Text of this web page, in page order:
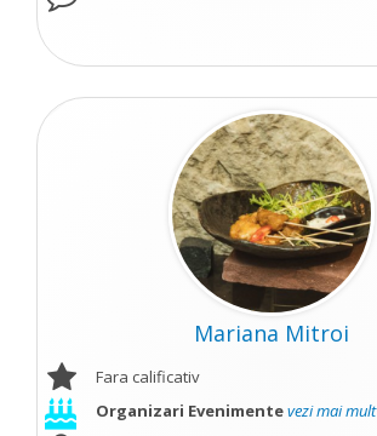
Mariana Mitroi
Fara calificativ
Organizari Evenimentevezi mai mult